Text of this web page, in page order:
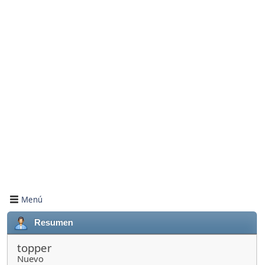
Menú
Resumen
topper
Nuevo